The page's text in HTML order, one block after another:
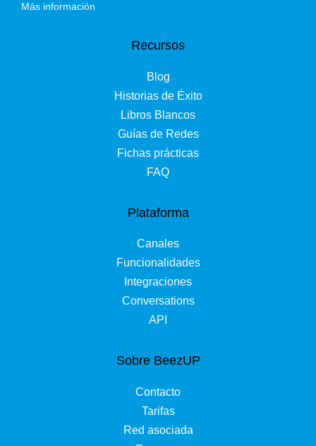
Más información
Recursos
Blog
Historias de Éxito
Libros Blancos
Guías de Redes
Fichas prácticas
FAQ
Plataforma
Canales
Funcionalidades
Integraciones
Conversations
API
Sobre BeezUP
Contacto
Tarifas
Red asociada